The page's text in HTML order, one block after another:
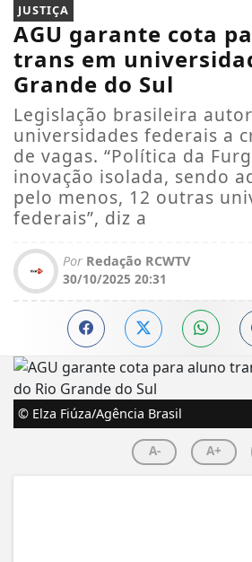
JUSTIÇA
AGU garante cota
trans em
Grande do Sul
Legislação brasileira
universidades federais a
de vagas. “Política da
inovação isolada, sendo
pelo menos, 12 outras
federais”, diz a
Por Redação RCWTV
30/10/2025 20:31
© Elza Fiúza/Agência Brasil
A- A+